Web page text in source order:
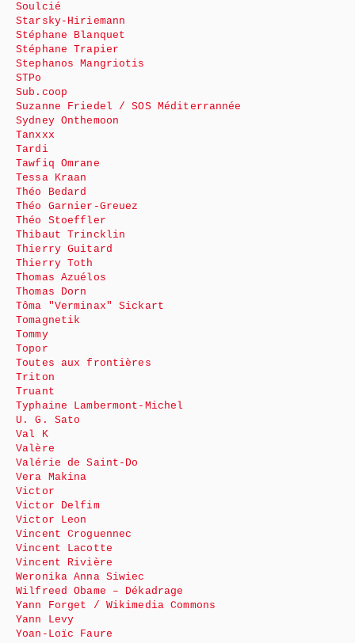
Soulcié
Starsky-Hiriemann
Stéphane Blanquet
Stéphane Trapier
Stephanos Mangriotis
STPo
Sub.coop
Suzanne Friedel / SOS Méditerrannée
Sydney Onthemoon
Tanxxx
Tardi
Tawfiq Omrane
Tessa Kraan
Théo Bedard
Théo Garnier-Greuez
Théo Stoeffler
Thibaut Trincklin
Thierry Guitard
Thierry Toth
Thomas Azuélos
Thomas Dorn
Tôma "Verminax" Sickart
Tomagnetik
Tommy
Topor
Toutes aux frontières
Triton
Truant
Typhaine Lambermont-Michel
U. G. Sato
Val K
Valère
Valérie de Saint-Do
Vera Makina
Victor
Victor Delfim
Victor Leon
Vincent Croguennec
Vincent Lacotte
Vincent Rivière
Weronika Anna Siwiec
Wilfreed Obame – Dékadrage
Yann Forget / Wikimedia Commons
Yann Levy
Yoan-Loïc Faure